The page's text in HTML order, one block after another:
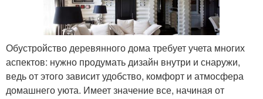
Обустройство деревянного дома требует учета многих
аспектов: нужно продумать дизайн внутри и снаружи,
ведь от этого зависит удобство, комфорт и атмосфера
домашнего уюта. Имеет значение все, начиная от